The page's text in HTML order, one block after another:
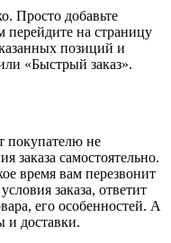
Просто добавьте
перейдите на страницу
позиций и
«Быстрый заказ».
покупателю не
заказа самостоятельно.
время вам перезвонит
заказа, ответит
его особенностей. А
и доставки.